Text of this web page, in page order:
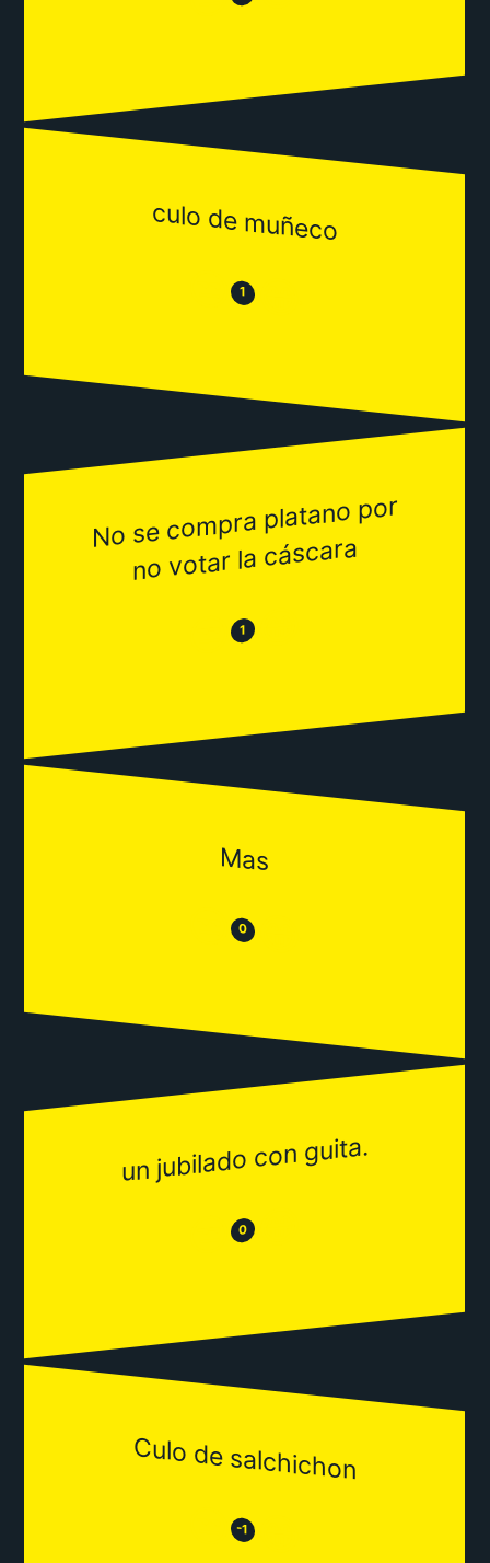
culo de muñeco
😒 1 😂
No se co
mpra platano por
no votar la cáscara
😒 1 😂
Mas
😒 0 😂
un jubilado con guita.
😒 0 😂
Culo de salchichon
😒 -1 😂